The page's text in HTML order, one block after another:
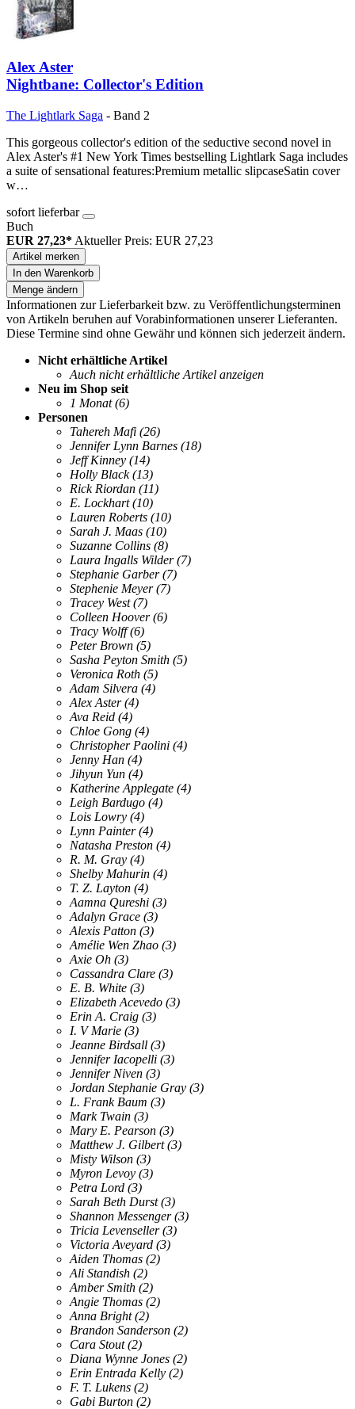
Alex Aster
Nightbane: Collector's Edition
The Lightlark Saga - Band 2
This gorgeous collector's edition of the seductive second novel in
Alex Aster's #1 New York Times bestselling Lightlark Saga includes
a suite of sensational features:Premium metallic slipcaseSatin cover
w…
sofort lieferbar
Buch
EUR 27,23* Aktueller Preis: EUR 27,23
Artikel merken
In den Warenkorb
Menge ändern
Informationen zur Lieferbarkeit bzw. zu Veröffentlichungsterminen
von Artikeln beruhen auf Vorabinformationen unserer Lieferanten.
Diese Termine sind ohne Gewähr und können sich jederzeit ändern.
Nicht erhältliche Artikel
Auch nicht erhältliche Artikel anzeigen
Neu im Shop seit
1 Monat (6)
Personen
Tahereh Mafi (26)
Jennifer Lynn Barnes (18)
Jeff Kinney (14)
Holly Black (13)
Rick Riordan (11)
E. Lockhart (10)
Lauren Roberts (10)
Sarah J. Maas (10)
Suzanne Collins (8)
Laura Ingalls Wilder (7)
Stephanie Garber (7)
Stephenie Meyer (7)
Tracey West (7)
Colleen Hoover (6)
Tracy Wolff (6)
Peter Brown (5)
Sasha Peyton Smith (5)
Veronica Roth (5)
Adam Silvera (4)
Alex Aster (4)
Ava Reid (4)
Chloe Gong (4)
Christopher Paolini (4)
Jenny Han (4)
Jihyun Yun (4)
Katherine Applegate (4)
Leigh Bardugo (4)
Lois Lowry (4)
Lynn Painter (4)
Natasha Preston (4)
R. M. Gray (4)
Shelby Mahurin (4)
T. Z. Layton (4)
Aamna Qureshi (3)
Adalyn Grace (3)
Alexis Patton (3)
Amélie Wen Zhao (3)
Axie Oh (3)
Cassandra Clare (3)
E. B. White (3)
Elizabeth Acevedo (3)
Erin A. Craig (3)
I. V Marie (3)
Jeanne Birdsall (3)
Jennifer Iacopelli (3)
Jennifer Niven (3)
Jordan Stephanie Gray (3)
L. Frank Baum (3)
Mark Twain (3)
Mary E. Pearson (3)
Matthew J. Gilbert (3)
Misty Wilson (3)
Myron Levoy (3)
Petra Lord (3)
Sarah Beth Durst (3)
Shannon Messenger (3)
Tricia Levenseller (3)
Victoria Aveyard (3)
Aiden Thomas (2)
Ali Standish (2)
Amber Smith (2)
Angie Thomas (2)
Anna Bright (2)
Brandon Sanderson (2)
Cara Stout (2)
Diana Wynne Jones (2)
Erin Entrada Kelly (2)
F. T. Lukens (2)
Gabi Burton (2)